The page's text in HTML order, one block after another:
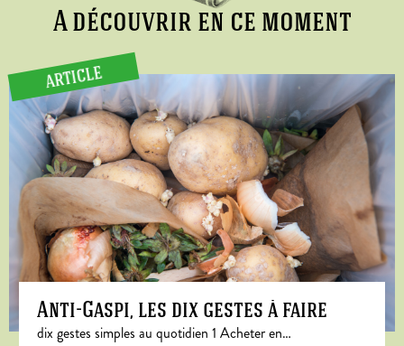
A découvrir en ce moment
ARTICLE
Anti-Gaspi, les dix gestes à faire
dix gestes simples au quotidien 1 Acheter en…